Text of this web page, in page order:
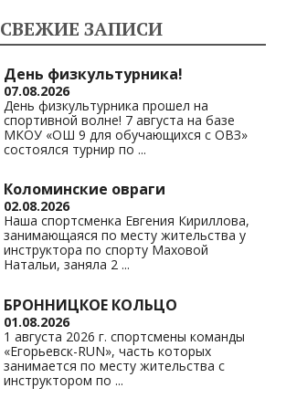
a
m
A
p
p
Li
n
k
СВЕЖИЕ ЗАПИСИ
День физкультурника!
07.08.2026
День физкультурника прошел на
спортивной волне! 7 августа на базе
МКОУ «ОШ 9 для обучающихся с ОВЗ»
состоялся турнир по ...
Коломинские овраги
02.08.2026
Наша спортсменка Евгения Кириллова,
занимающаяся по месту жительства у
инструктора по спорту Маховой
Натальи, заняла 2 ...
БРОННИЦКОЕ КОЛЬЦО
01.08.2026
1 августа 2026 г. спортсмены команды
«Егорьевск-RUN», часть которых
занимается по месту жительства с
инструктором по ...